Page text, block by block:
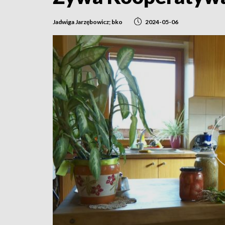
Jadwiga Jarzębowicz; bko 2024-05-06